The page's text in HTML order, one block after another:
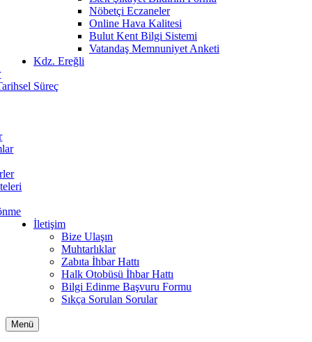
Nöbetçi Eczaneler
Online Hava Kalitesi
Bulut Kent Bilgi Sistemi
Vatandaş Memnuniyet Anketi
Kdz. Ereğli
Süreç
İletişim
Bize Ulaşın
Muhtarlıklar
Zabıta İhbar Hattı
Halk Otobüsü İhbar Hattı
Bilgi Edinme Başvuru Formu
Sıkça Sorulan Sorular
Menü